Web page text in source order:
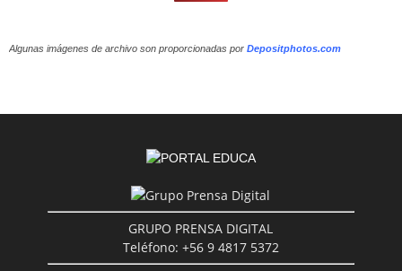
Algunas imágenes de archivo son proporcionadas por Depositphotos.com
GRUPO PRENSA DIGITAL
Teléfono: +56 9 4817 5372